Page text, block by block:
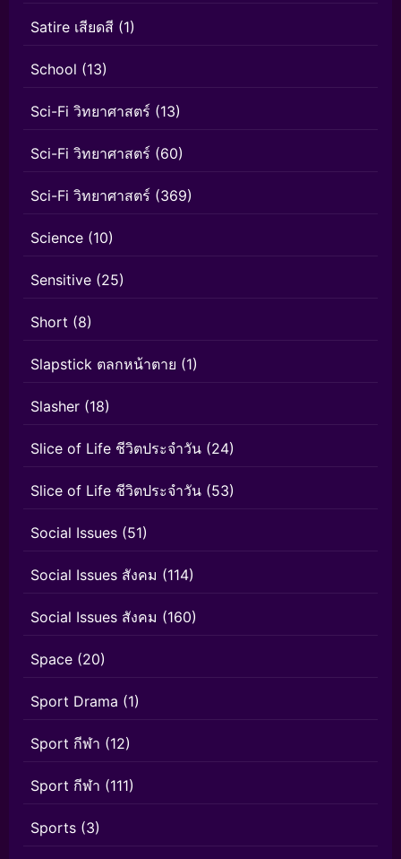
Satire เสียดสี (1)
School (13)
Sci-Fi วิทยาศาสตร์ (13)
Sci-Fi วิทยาศาสตร์ (60)
Sci-Fi วิทยาศาสตร์ (369)
Science (10)
Sensitive (25)
Short (8)
Slapstick ตลกหน้าตาย (1)
Slasher (18)
Slice of Life ชีวิตประจำวัน (24)
Slice of Life ชีวิตประจำวัน (53)
Social Issues (51)
Social Issues สังคม (114)
Social Issues สังคม (160)
Space (20)
Sport Drama (1)
Sport กีฬา (12)
Sport กีฬา (111)
Sports (3)